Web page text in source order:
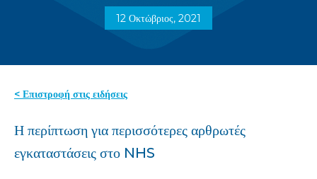
12 Οκτώβριος, 2021
< Επιστροφή στις ειδήσεις
Η περίπτωση για περισσότερες αρθρωτές
εγκαταστάσεις στο NHS